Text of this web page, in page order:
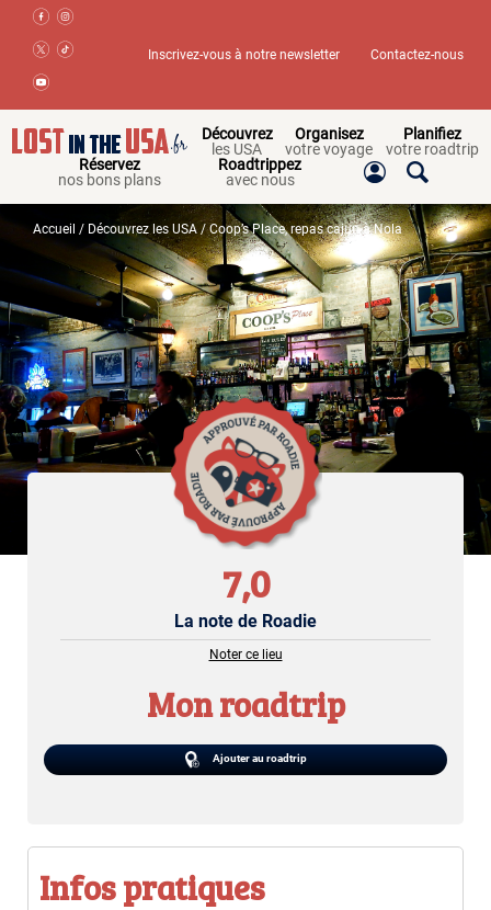
Inscrivez-vous à notre newsletter Contactez-nous
Découvrez
les USA
Organisez
votre voyage
Planifiez
votre roadtrip
Réservez
nos bons plans
Roadtrippez
avec nous
Accueil / Découvrez les USA / Coop’s Place, repas cajun à Nola
7,0
La note de Roadie
Noter ce lieu
Mon roadtrip
Ajouter au roadtrip
Infos pratiques